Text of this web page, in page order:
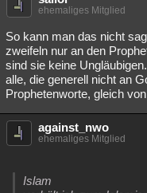
ehemaliges Mitglied
So kann man das nicht
zweifeln nur an den
sind sie keine
alle, die generell nicht an
Prophetenworte, gleich
against_nwo
ehemaliges Mitglied
Islam